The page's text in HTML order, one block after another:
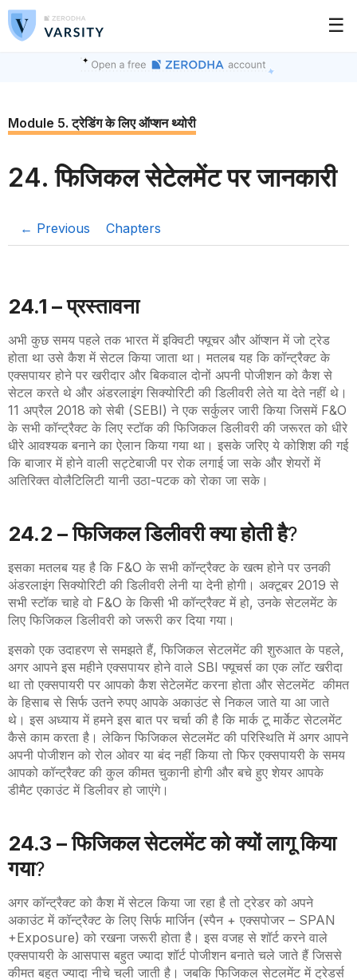
☰
Module 5. ट्रेडिंग के लिए ऑप्शन थ्योरी
24. फिजिकल सेटेलमेंट पर जानकारी
← Previous Chapters
24.1 – प्रस्तावना
अभी कुछ समय पहले तक भारत में इक्विटी फ्यूचर और ऑप्शन में जो ट्रेड
होता था उसे कैश में सेटल किया जाता था। मतलब यह कि कॉन्ट्रैक्ट के
एक्सपायर होने पर खरीदार और बिकवाल दोनों अपनी पोजीशन को कैश से
सेटल करते थे और अंडरलाइंग सिक्योरिटी की डिलीवरी लेते या देते नहीं थे।
11 अप्रैल 2018 को सेबी (SEBI) ने एक सर्कुलर जारी किया जिसमें F&O
के सभी कॉन्ट्रैक्ट के लिए स्टॉक की फिजिकल डिलीवरी की जरूरत को धीरे
धीरे आवश्यक बनाने का ऐलान किया गया था। इसके जरिए ये कोशिश की गई
कि बाजार में होने वाली सट्टेबाजी पर रोक लगाई जा सके और शेयरों में
अतिरिक्त वोलैटिलिटी यानी उठा-पटक को रोका जा सके।
24.2 – फिजिकल डिलीवरी क्या होती है?
इसका मतलब यह है कि F&O के सभी कॉन्ट्रैक्ट के खत्म होने पर उनकी
अंडरलाइंग सिक्योरिटी की डिलीवरी लेनी या देनी होगी। अक्टूबर 2019 से
सभी स्टॉक चाहे वो F&O के किसी भी कॉन्ट्रैक्ट में हो, उनके सेटलमेंट के
लिए फिजिकल डिलीवरी को जरूरी कर दिया गया।
इसको एक उदाहरण से समझते हैं, फिजिकल सेटलमेंट की शुरुआत के पहले,
अगर आपने इस महीने एक्सपायर होने वाले SBI फ्यूचर्स का एक लॉट खरीदा
था तो एक्सपायरी पर आपको कैश सेटेलमेंट करना होता और सेटलमेंट कीमत
के हिसाब से सिर्फ उतने रुपए आपके अकाउंट से निकल जाते या आ जाते
थे। इस अध्याय में हमने इस बात पर चर्चा की है कि मार्क टू मार्केट सेटलमेंट
कैसे काम करता है। लेकिन फिजिकल सेटलमेंट की परिस्थिति में अगर आपने
अपनी पोजीशन को रोल ओवर या बंद नहीं किया तो फिर एक्सपायरी के समय
आपको कॉन्ट्रैक्ट की कुल कीमत चुकानी होगी और बचे हुए शेयर आपके
डीमैट एकाउंट में डिलीवर हो जाएंगे।
24.3 – फिजिकल सेटलमेंट को क्यों लागू किया
गया?
अगर कॉन्ट्रैक्ट को कैश में सेटल किया जा रहा है तो ट्रेडर को अपने
अकाउंट में कॉन्ट्रैक्ट के लिए सिर्फ मार्जिन (स्पैन + एक्सपोजर – SPAN
+Exposure) को रखना जरूरी होता है। इस वजह से शॉर्ट करने वाले
एक्सपायरी के आसपास बहुत ज्यादा शॉर्ट पोजीशन बनाते चले जाते हैं जिससे
कीमत बहुत ज्यादा नीचे चली जाती है। जबकि फिजिकल सेटलमेंट में ट्रेडर्स